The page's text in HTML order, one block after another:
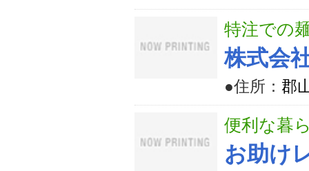
特注での
株式会
●住所： 郡
便利な暮
お助け